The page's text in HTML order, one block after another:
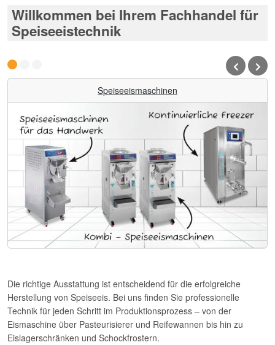
Willkommen bei Ihrem Fachhandel für
Speiseeistechnik
Speiseeismaschinen
Die richtige Ausstattung ist entscheidend für die erfolgreiche
Herstellung von Speiseeis. Bei uns finden Sie professionelle
Technik für jeden Schritt im Produktionsprozess – von der
Eismaschine über Pasteurisierer und Reifewannen bis hin zu
Eislagerschränken und Schockfrostern.